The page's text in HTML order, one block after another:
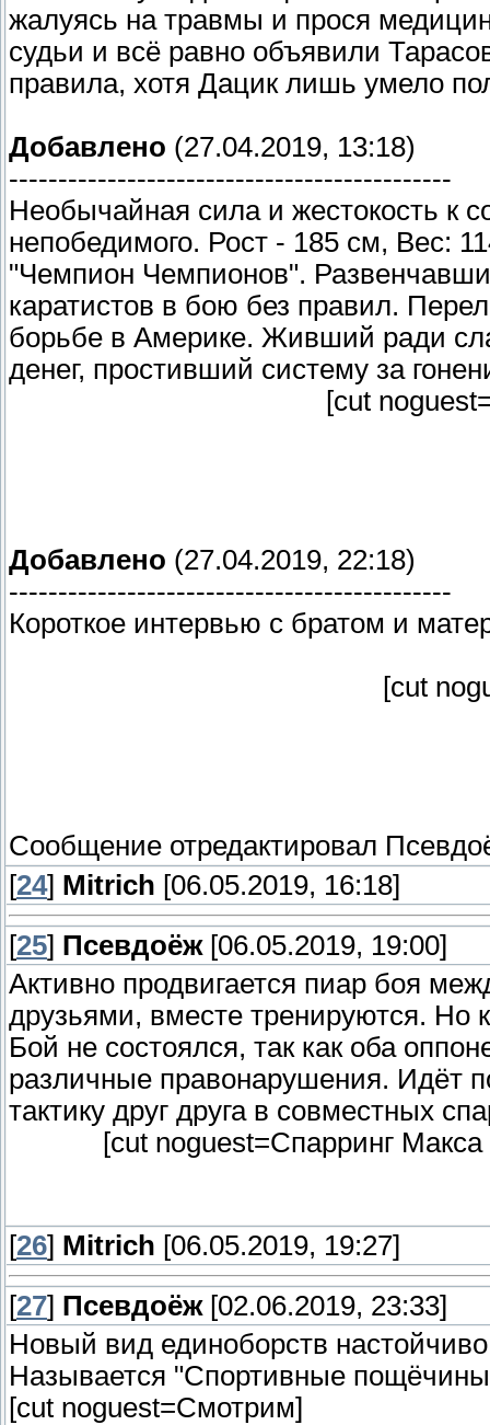
жалуясь на травмы и прося
судьи и всё равно объявили
правила, хотя Дацик лишь умело
Добавлено (27.04.2019, 13:18)
---------------------------------------------
Необычайная сила и жестокость к
непобедимого. Рост - 185 см, Вес:
"Чемпион Чемпионов".
каратистов в бою без правил.
борьбе в Америке. Живший ради
денег, простивший систему за
[cut
Добавлено (27.04.2019, 22:18)
---------------------------------------------
Короткое интервью с братом и
[cut
Сообщение отредактировал
[24] Mitrich [06.05.2019, 16:18]
[25] Псевдоёж[06.05.2019, 19:00]
Активно продвигается пиар боя
друзьями, вместе тренируются. Но
Бой не состоялся, так как оба
различные правонарушения. Идёт
тактику друг друга в совместных
[cut noguest=Спарринг
[26] Mitrich [06.05.2019, 19:27]
[27] Псевдоёж[02.06.2019, 23:33]
Новый вид единоборств
Называется "Спортивные
[cut noguest=Смотрим]